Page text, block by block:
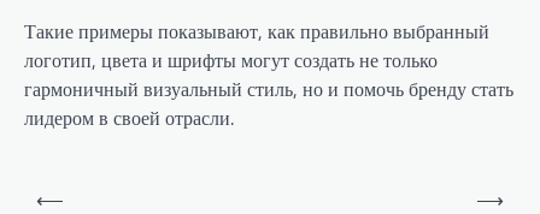
Такие примеры показывают, как правильно выбранный
логотип, цвета и шрифты могут создать не только
гармоничный визуальный стиль, но и помочь бренду стать
лидером в своей отрасли.
Навигация
⟵
⟶